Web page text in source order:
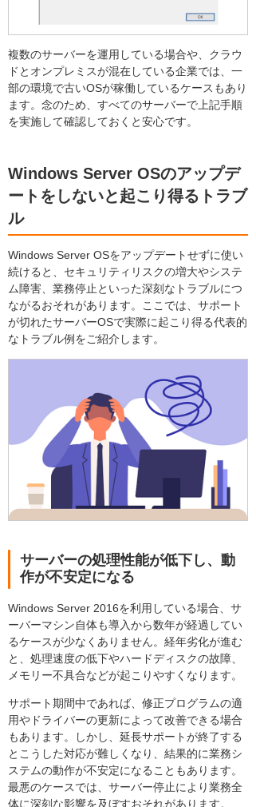
複数のサーバーを運用している場合や、クラウ
ドとオンプレミスが混在している企業では、一
部の環境で古いOSが稼働しているケースもあり
ます。念のため、すべてのサーバーで上記手順
を実施して確認しておくと安心です。
Windows Server OSのアップデ
ートをしないと起こり得るトラブ
ル
Windows Server OSをアップデートせずに使い
続けると、セキュリティリスクの増大やシステ
ム障害、業務停止といった深刻なトラブルにつ
ながるおそれがあります。ここでは、サポート
が切れたサーバーOSで実際に起こり得る代表的
なトラブル例をご紹介します。
サーバーの処理性能が低下し、動
作が不安定になる
Windows Server 2016を利用している場合、サ
ーバーマシン自体も導入から数年が経過してい
るケースが少なくありません。経年劣化が進む
と、処理速度の低下やハードディスクの故障、
メモリー不具合などが起こりやすくなります。
サポート期間中であれば、修正プログラムの適
用やドライバーの更新によって改善できる場合
もあります。しかし、延長サポートが終了する
とこうした対応が難しくなり、結果的に業務シ
ステムの動作が不安定になることもあります。
最悪のケースでは、サーバー停止により業務全
体に深刻な影響を及ぼすおそれがあります。